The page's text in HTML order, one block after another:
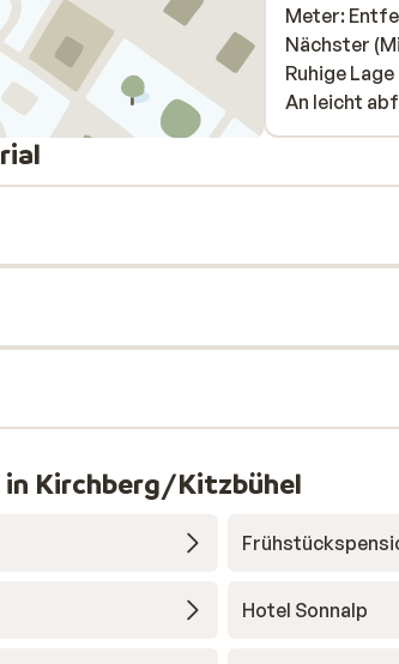
Meter:
Nächster
Ruhige Lage
An leicht
Kirchberg/Kitzbühel
Hotel Sonnalp